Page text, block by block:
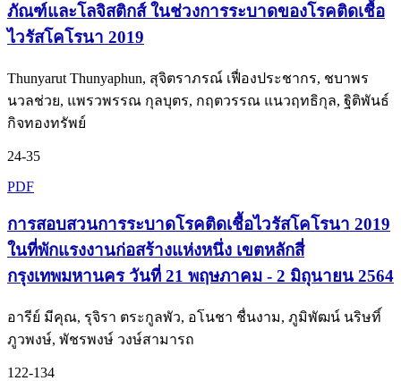
ภัณฑ์และโลจิสติกส์ ในช่วงการระบาดของโรคติดเชื้อ
ไวรัสโคโรนา 2019
Thunyarut Thunyaphun, สุจิตราภรณ์ เฟื่องประชากร, ชบาพร
นวลช่วย, แพรวพรรณ กุลบุตร, กฤตวรรณ แนวฤทธิกุล, ฐิติพันธ์
กิจทองทรัพย์
24-35
PDF
การสอบสวนการระบาดโรคติดเชื้อไวรัสโคโรนา 2019
ในที่พักแรงงานก่อสร้างแห่งหนึ่ง เขตหลักสี่
กรุงเทพมหานคร วันที่ 21 พฤษภาคม - 2 มิถุนายน 2564
อารีย์ มีคุณ, รุจิรา ตระกูลพัว, อโนชา ชื่นงาม, ภูมิพัฒน์ นริษทิ์
ภูวพงษ์, พัชรพงษ์ วงษ์สามารถ
122-134